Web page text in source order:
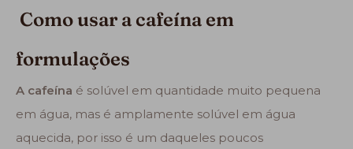
Como usar a cafeína em
formulações
A cafeína é solúvel em quantidade muito pequena
em água, mas é amplamente solúvel em água
aquecida, por isso é um daqueles poucos